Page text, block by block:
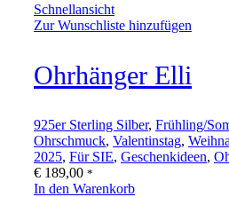
Schnellansicht
Zur Wunschliste hinzufügen
Ohrhänger Elli
925er Sterling Silber, Frühling/
Ohrschmuck, Valentinstag,
2025, Für SIE, Geschenkideen,
€ 189,00 *
In den Warenkorb